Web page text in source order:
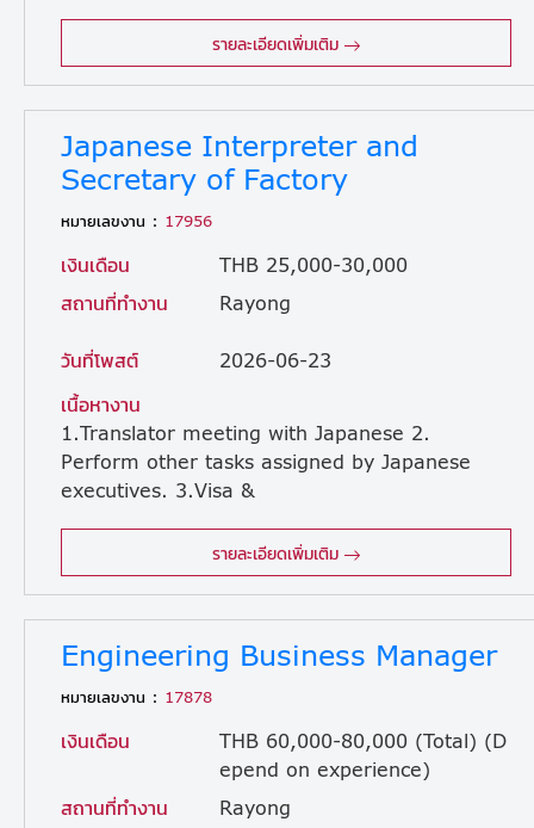
รายละเอียดเพิ่มเติม
Japanese Interpreter and
Secretary of Factory
หมายเลขงาน : 17956
เงินเดือน
THB 25,000-30,000
สถานที่ทำงาน
Rayong
วันที่โพสต์
2026-06-23
เนื้อหางาน
1.Translator meeting with Japanese 2.
Perform other tasks assigned by Japanese
executives. 3.Visa &
รายละเอียดเพิ่มเติม
Engineering Business Manager
หมายเลขงาน : 17878
เงินเดือน
THB 60,000-80,000 (Total) (D
epend on experience)
สถานที่ทำงาน
Rayong